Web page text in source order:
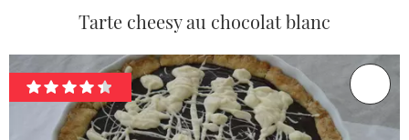
Tarte cheesy au chocolat blanc